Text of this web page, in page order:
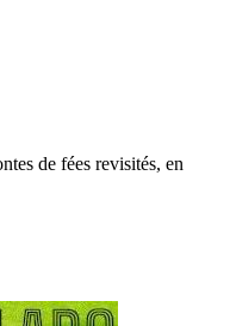
de fées revisités, en